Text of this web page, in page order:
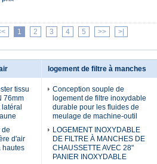
1 2 3 4 5 >> >|
tissu
76mm
de
d'air
hautes
logement de filtre à manches
Conception souple de
logement de filtre inoxydable
durable pour les fluides de
meulage de machine-outil
LOGEMENT INOXYDABLE
DE FILTRE À MANCHES DE
CHAUSSETTE AVEC 28"
PANIER INOXYDABLE